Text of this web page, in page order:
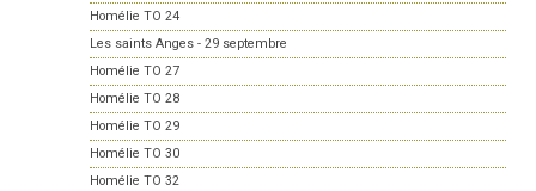
Homélie TO 24
Les saints Anges - 29 septembre
Homélie TO 27
Homélie TO 28
Homélie TO 29
Homélie TO 30
Homélie TO 32